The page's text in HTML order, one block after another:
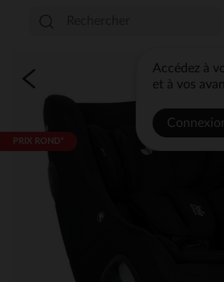
Accédez à
et à vos
PRIX ROND*